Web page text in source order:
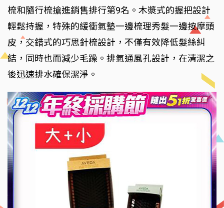
梳和隨行梳搶進銷售排行第9名。木漿式的握把設計
輕鬆持握，特殊的緩衝氣墊一邊梳理秀髮一邊按摩頭
皮，交錯式的巧思針梳設計，不僅有效降低髮絲糾
結，同時也而減少毛躁。排氣通風孔設計，在清潔之
後迅速排水確保潔淨。